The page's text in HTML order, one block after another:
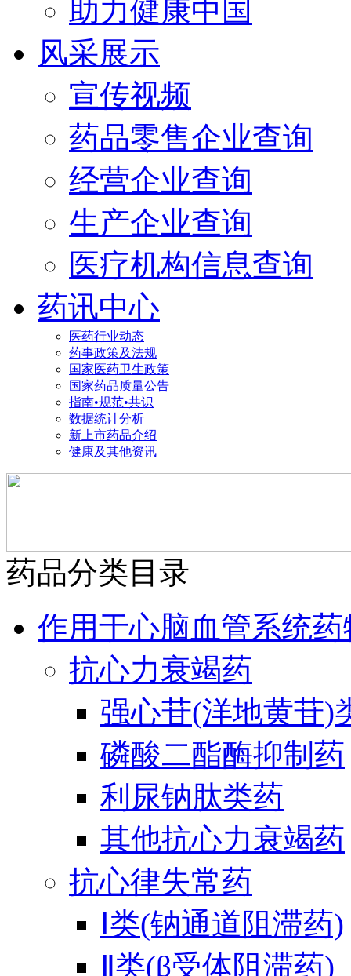
助力健康中国
风采展示
宣传视频
药品零售企业查询
经营企业查询
生产企业查询
医疗机构信息查询
药讯中心
医药行业动态
药事政策及法规
国家医药卫生政策
国家药品质量公告
指南•规范•共识
数据统计分析
新上市药品介绍
健康及其他资讯
药品分类目录
作用于心脑血管系统药
抗心力衰竭药
强心苷(洋地黄苷)
磷酸二酯酶抑制药
利尿钠肽类药
其他抗心力衰竭药
抗心律失常药
Ⅰ类(钠通道阻滞药)
Ⅱ类(β受体阻滞药)